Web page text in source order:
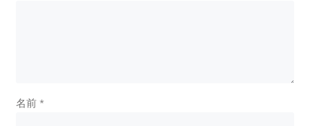
名前*